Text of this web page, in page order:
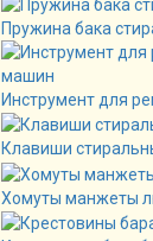
Пружина бака
Инструмент для
Клавиши
Хомуты манжеты